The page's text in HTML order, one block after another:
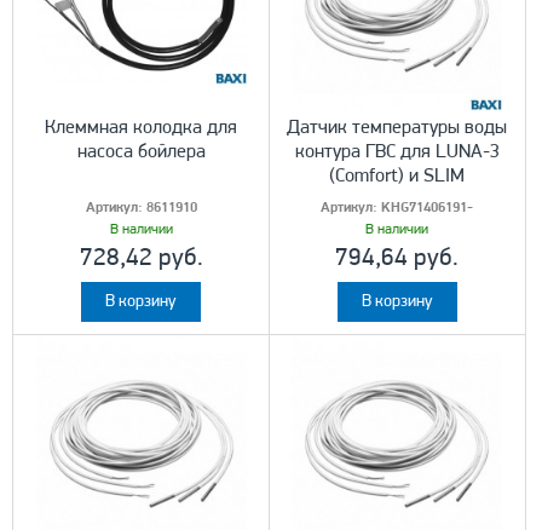
Клеммная колодка для
насоса бойлера
Артикул: 8611910
В наличии
728,42 руб.
В корзину
Датчик температуры воды
контура ГВС для LUNA-3
(Comfort) и SLIM
Артикул:KHG71406191-
В наличии
794,64 руб.
В корзину